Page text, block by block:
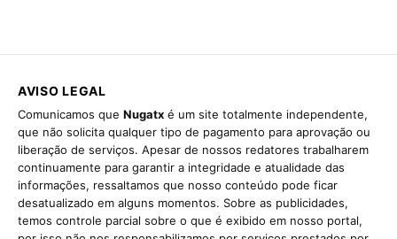
AVISO LEGAL
Comunicamos que Nugatx é um site totalmente independente,
que não solicita qualquer tipo de pagamento para aprovação ou
liberação de serviços. Apesar de nossos redatores trabalharem
continuamente para garantir a integridade e atualidade das
informações, ressaltamos que nosso conteúdo pode ficar
desatualizado em alguns momentos. Sobre as publicidades,
temos controle parcial sobre o que é exibido em nosso portal,